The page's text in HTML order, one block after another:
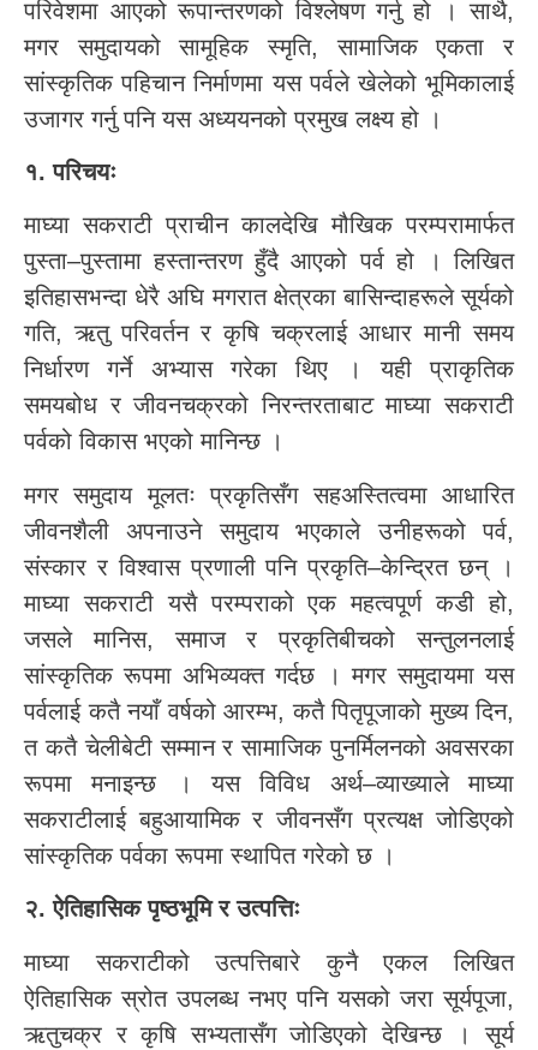
परिवेशमा आएको रूपान्तरणको विश्लेषण गर्नु हो । साथै,
मगर समुदायको सामूहिक स्मृति, सामाजिक एकता र
सांस्कृतिक पहिचान निर्माणमा यस पर्वले खेलेको भूमिकालाई
उजागर गर्नु पनि यस अध्ययनको प्रमुख लक्ष्य हो ।
१. परिचयः
माघ्या सकराटी प्राचीन कालदेखि मौखिक परम्परामार्फत
पुस्ता–पुस्तामा हस्तान्तरण हुँदै आएको पर्व हो । लिखित
इतिहासभन्दा धेरै अघि मगरात क्षेत्रका बासिन्दाहरूले सूर्यको
गति, ऋतु परिवर्तन र कृषि चक्रलाई आधार मानी समय
निर्धारण गर्ने अभ्यास गरेका थिए । यही प्राकृतिक
समयबोध र जीवनचक्रको निरन्तरताबाट माघ्या सकराटी
पर्वको विकास भएको मानिन्छ ।
मगर समुदाय मूलतः प्रकृतिसँग सहअस्तित्वमा आधारित
जीवनशैली अपनाउने समुदाय भएकाले उनीहरूको पर्व,
संस्कार र विश्वास प्रणाली पनि प्रकृति–केन्द्रित छन् ।
माघ्या सकराटी यसै परम्पराको एक महत्वपूर्ण कडी हो,
जसले मानिस, समाज र प्रकृतिबीचको सन्तुलनलाई
सांस्कृतिक रूपमा अभिव्यक्त गर्दछ । मगर समुदायमा यस
पर्वलाई कतै नयाँ वर्षको आरम्भ, कतै पितृपूजाको मुख्य दिन,
त कतै चेलीबेटी सम्मान र सामाजिक पुनर्मिलनको अवसरका
रूपमा मनाइन्छ । यस विविध अर्थ–व्याख्याले माघ्या
सकराटीलाई बहुआयामिक र जीवनसँग प्रत्यक्ष जोडिएको
सांस्कृतिक पर्वका रूपमा स्थापित गरेको छ ।
२. ऐतिहासिक पृष्ठभूमि र उत्पत्तिः
माघ्या सकराटीको उत्पत्तिबारे कुनै एकल लिखित
ऐतिहासिक स्रोत उपलब्ध नभए पनि यसको जरा सूर्यपूजा,
ऋतुचक्र र कृषि सभ्यतासँग जोडिएको देखिन्छ । सूर्य